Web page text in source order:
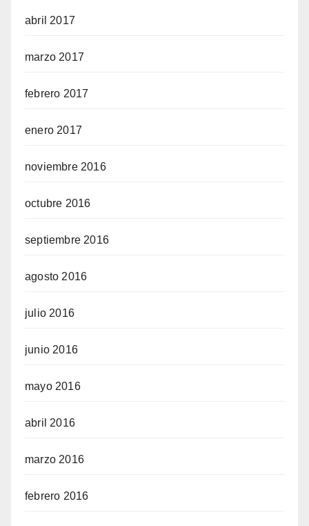
abril 2017
marzo 2017
febrero 2017
enero 2017
noviembre 2016
octubre 2016
septiembre 2016
agosto 2016
julio 2016
junio 2016
mayo 2016
abril 2016
marzo 2016
febrero 2016